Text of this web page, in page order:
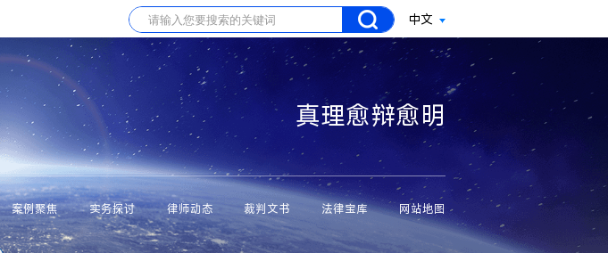
中文
真理愈辩愈明
案例聚焦 实务探讨 律师动态 裁判文书 法律宝库 网站地图